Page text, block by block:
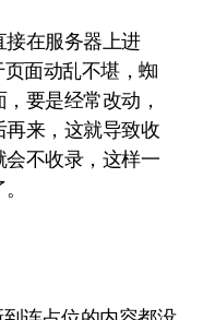
在服务器上进
面动乱不堪，蜘
要是经常改动，
来，这就导致收
不收录，这样一